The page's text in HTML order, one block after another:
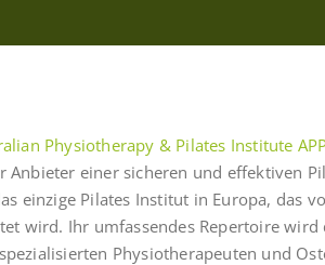
Physiotherapy & Pilates Institute
Anbieter einer sicheren und effektiven
einzige Pilates Institut in Europa, das
wird. Ihr umfassendes Repertoire
Physiotherapeuten und